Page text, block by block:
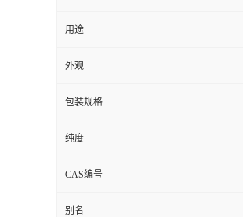
用途
外观
包装规格
纯度
CAS编号
别名